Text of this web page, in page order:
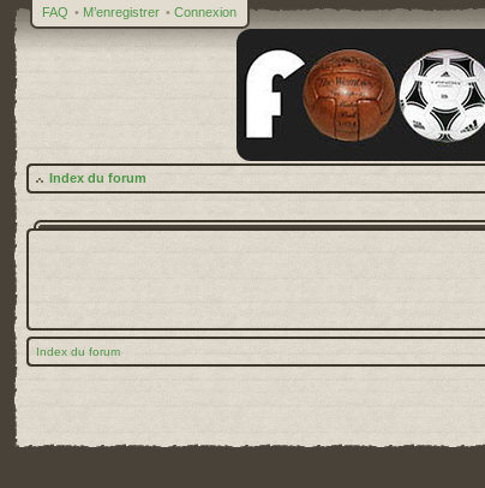
FAQ • M’enregistrer • Connexion
Index du forum
Index du forum